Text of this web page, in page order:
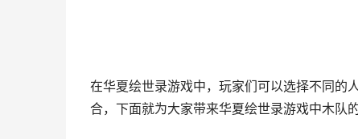
在华夏绘世录游戏中，玩家们可以选择不同的
合，下面就为大家带来华夏绘世录游戏中木队